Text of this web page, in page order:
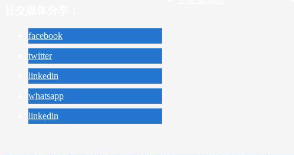
facebook
twitter
linkedin
whatsapp
linkedin